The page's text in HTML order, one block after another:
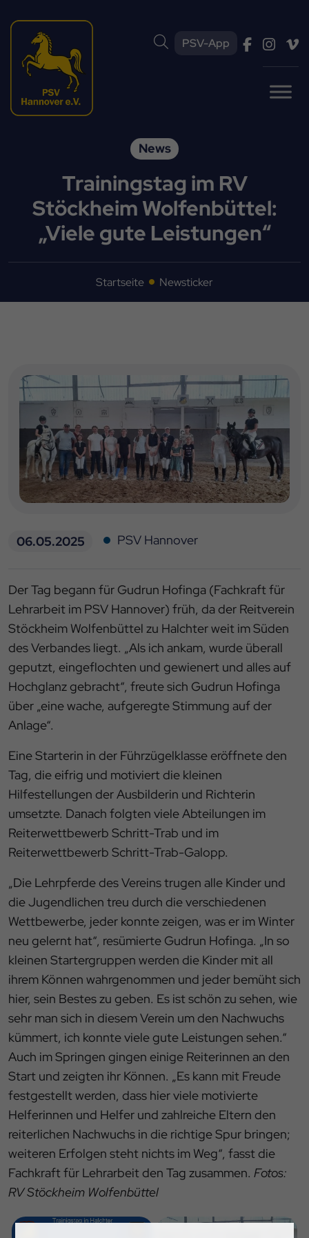
PSV-App
News
Trainingstag im RV
Stöckheim Wolfenbüttel:
„Viele gute Leistungen“
Startseite Newsticker
06.05.2025 PSV Hannover
Der Tag begann für Gudrun Hofinga (Fachkraft für
Lehrarbeit im PSV Hannover) früh, da der Reitverein
Stöckheim Wolfenbüttel zu Halchter weit im Süden
des Verbandes liegt. „Als ich ankam, wurde überall
geputzt, eingeflochten und gewienert und alles auf
Hochglanz gebracht“, freute sich Gudrun Hofinga
über „eine wache, aufgeregte Stimmung auf der
Anlage“.
Eine Starterin in der Führzügelklasse eröffnete den
Tag, die eifrig und motiviert die kleinen
Hilfestellungen der Ausbilderin und Richterin
umsetzte. Danach folgten viele Abteilungen im
Reiterwettbewerb Schritt-Trab und im
Reiterwettbewerb Schritt-Trab-Galopp.
„Die Lehrpferde des Vereins trugen alle Kinder und
die Jugendlichen treu durch die verschiedenen
Wettbewerbe, jeder konnte zeigen, was er im Winter
neu gelernt hat“, resümierte Gudrun Hofinga. „In so
kleinen Startergruppen werden die Kinder mit all
ihrem Können wahrgenommen und jeder bemüht sich
hier, sein Bestes zu geben. Es ist schön zu sehen, wie
sehr man sich in diesem Verein um den Nachwuchs
kümmert, ich konnte viele gute Leistungen sehen.“
Auch im Springen gingen einige Reiterinnen an den
Start und zeigten ihr Können. „Es kann mit Freude
festgestellt werden, dass hier viele motivierte
Helferinnen und Helfer und zahlreiche Eltern den
reiterlichen Nachwuchs in die richtige Spur bringen;
weiteren Erfolgen steht nichts im Weg“, fasst die
Fachkraft für Lehrarbeit den Tag zusammen. Fotos:
RV Stöckheim Wolfenbüttel